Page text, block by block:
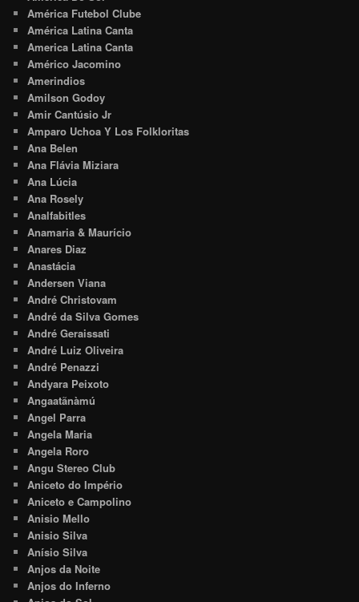
América Futebol Clube
América Latina Canta
America Latina Canta
Américo Jacomino
Amerindios
Amilson Godoy
Amir Cantúsio Jr
Amparo Uchoa Y Los Folkloritas
Ana Belen
Ana Flávia Miziara
Ana Lúcia
Ana Rosely
Analfabitles
Anamaria & Maurício
Anares Diaz
Anastácia
Andersen Viana
André Christovam
André da Silva Gomes
André Geraissati
André Luiz Oliveira
André Penazzi
Andyara Peixoto
Angaatãnàmú
Angel Parra
Angela Maria
Angela Roro
Angu Stereo Club
Aniceto do Império
Aniceto e Campolino
Anisio Mello
Anisio Silva
Anísio Silva
Anjos da Noite
Anjos do Inferno